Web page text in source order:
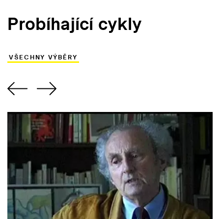
Probíhající cykly
VŠECHNY VÝBĚRY